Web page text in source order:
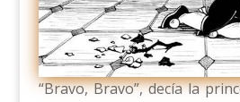
“Bravo, Bravo”, decía la